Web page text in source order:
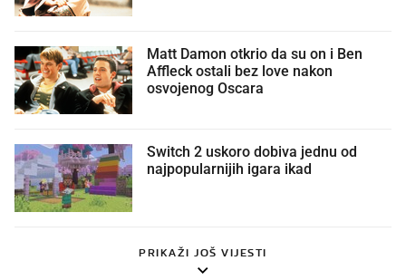
Matt Damon otkrio da su on i Ben
Affleck ostali bez love nakon
osvojenog Oscara
Switch 2 uskoro dobiva jednu od
najpopularnijih igara ikad
PRIKAŽI JOŠ VIJESTI